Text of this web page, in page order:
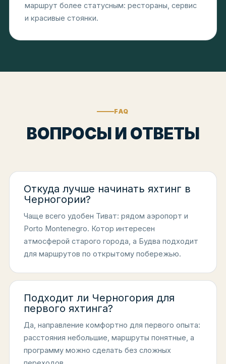
маршрут более статусным: рестораны, сервис
и красивые стоянки.
FAQ
ВОПРОСЫ И ОТВЕТЫ
Откуда лучше начинать яхтинг в
Черногории?
Чаще всего удобен Тиват: рядом аэропорт и
Porto Montenegro. Котор интересен
атмосферой старого города, а Будва подходит
для маршрутов по открытому побережью.
Подходит ли Черногория для
первого яхтинга?
Да, направление комфортно для первого опыта:
расстояния небольшие, маршруты понятные, а
программу можно сделать без сложных